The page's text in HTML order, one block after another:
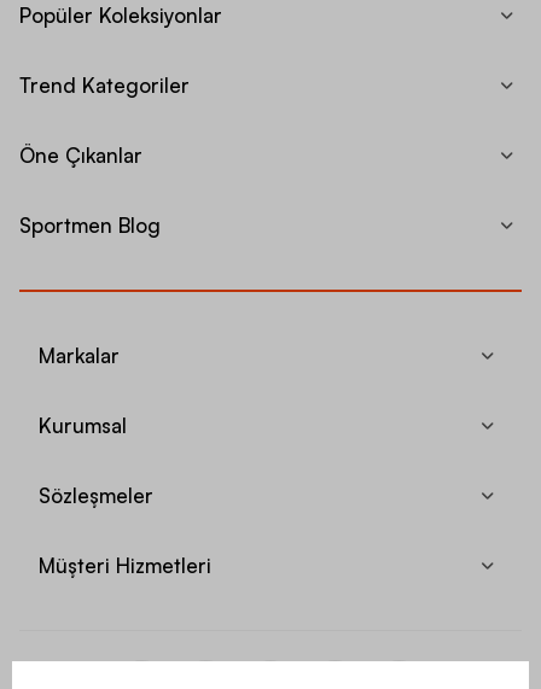
Popüler Koleksiyonlar
Trend Kategoriler
Öne Çıkanlar
Sportmen Blog
Markalar
Kurumsal
Sözleşmeler
Müşteri Hizmetleri